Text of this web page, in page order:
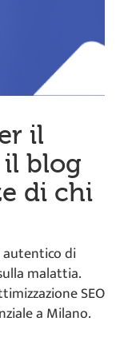
il
il blog
di chi
di
malattia.
SEO
a Milano.